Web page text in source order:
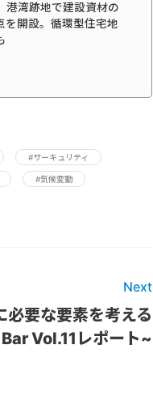
港湾跡地で建設資材の
を開設。循環型住宅地
#サーキュリティ
#気候変動
Next
必要な要素を考える
Vol.11レポート~